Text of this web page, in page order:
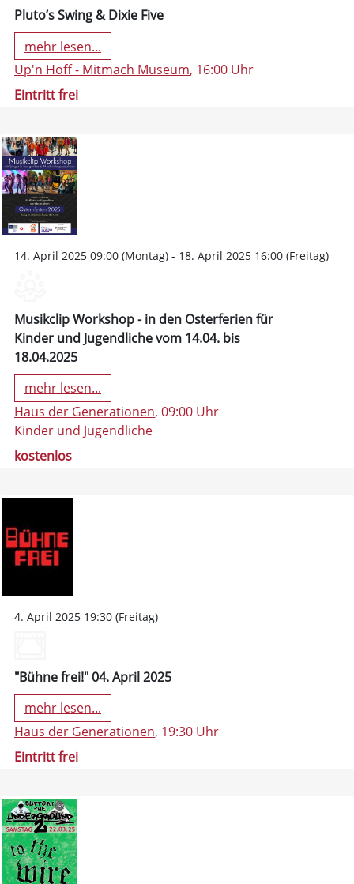
Pluto’s Swing & Dixie Five
mehr lesen...
Up'n Hoff - Mitmach Museum, 16:00 Uhr
Eintritt frei
14. April 2025 09:00 (Montag) - 18. April 2025 16:00 (Freitag)
Musikclip Workshop - in den Osterferien für
Kinder und Jugendliche vom 14.04. bis
18.04.2025
mehr lesen...
Haus der Generationen, 09:00 Uhr
Kinder und Jugendliche
kostenlos
4. April 2025 19:30 (Freitag)
"Bühne frei!" 04. April 2025
mehr lesen...
Haus der Generationen, 19:30 Uhr
Eintritt frei